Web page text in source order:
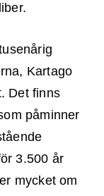
Kartago
Det finns
påminner
3.500 år
mycket om